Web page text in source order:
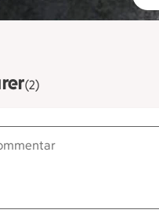
(2)